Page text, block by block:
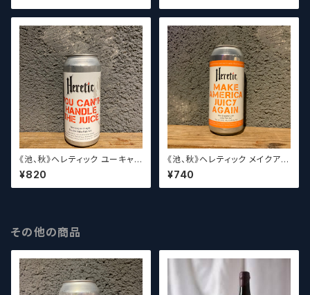
ズ】
《池、秋》ヘレティック ユーキャン
トハンドルザジュース Hereti
c You Can’t Handle the Jui
ce【クラフトビールシザーズ】
¥820
《池、秋》ヘレティック メイクアメ
リカジューシーアゲイン Hereti
c Make America Juicy Agai
n【クラフトビールシザーズ】
¥740
その他の商品